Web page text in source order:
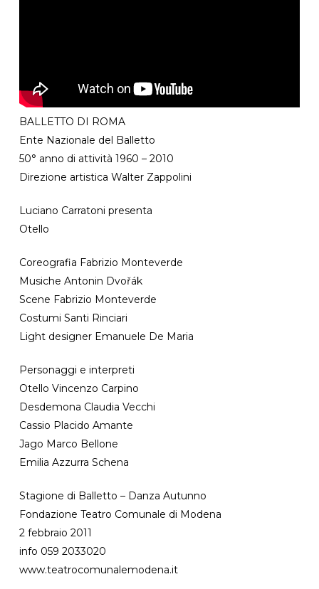
BALLETTO DI ROMA
Ente Nazionale del Balletto
50° anno di attività 1960 – 2010
Direzione artistica Walter Zappolini
Luciano Carratoni presenta
Otello
Coreografia Fabrizio Monteverde
Musiche Antonin Dvořák
Scene Fabrizio Monteverde
Costumi Santi Rinciari
Light designer Emanuele De Maria
Personaggi e interpreti
Otello Vincenzo Carpino
Desdemona Claudia Vecchi
Cassio Placido Amante
Jago Marco Bellone
Emilia Azzurra Schena
Stagione di Balletto – Danza Autunno
Fondazione Teatro Comunale di Modena
2 febbraio 2011
info 059 2033020
www.teatrocomunalemodena.it